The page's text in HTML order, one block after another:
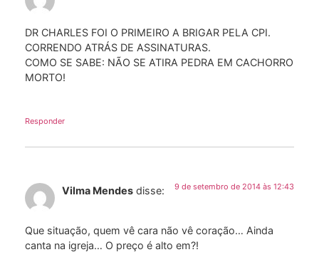
DR CHARLES FOI O PRIMEIRO A BRIGAR PELA CPI.
CORRENDO ATRÁS DE ASSINATURAS.
COMO SE SABE: NÃO SE ATIRA PEDRA EM CACHORRO
MORTO!
Responder
Vilma Mendes disse: 9 de setembro de 2014 às 12:43
Que situação, quem vê cara não vê coração… Ainda
canta na igreja… O preço é alto em?!